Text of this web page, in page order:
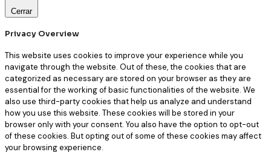
Cerrar
Privacy Overview
This website uses cookies to improve your experience while you
navigate through the website. Out of these, the cookies that are
categorized as necessary are stored on your browser as they are
essential for the working of basic functionalities of the website. We
also use third-party cookies that help us analyze and understand
how you use this website. These cookies will be stored in your
browser only with your consent. You also have the option to opt-out
of these cookies. But opting out of some of these cookies may affect
your browsing experience.